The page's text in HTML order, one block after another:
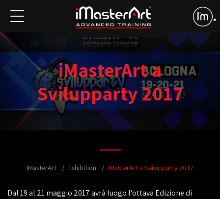
iMasterArt a
Svilupparty 2017
iMasterArt Exhibition iMasterArt a Svilupparty 2017
Dal 19 al 21 maggio 2017 avrà luogo l'ottava Edizione di